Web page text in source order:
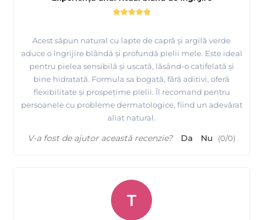
Acest săpun natural cu lapte de capră și argilă verde
aduce o îngrijire blândă și profundă pielii mele. Este ideal
pentru pielea sensibilă și uscată, lăsând-o catifelată și
bine hidratată. Formula sa bogată, fără aditivi, oferă
flexibilitate și prospețime pielii. Îl recomand pentru
persoanele cu probleme dermatologice, fiind un adevărat
aliat natural.
V-a fost de ajutor această recenzie? Da Nu (0/0)
T